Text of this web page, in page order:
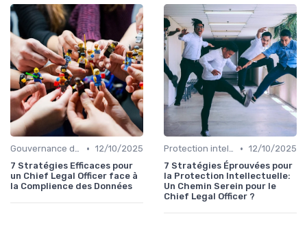
Gouvernance d'entreprise • 12/10/2025
7 Stratégies Efficaces pour
un Chief Legal Officer face à
la Complience des Données
Protection intellectuelle • 12/10/2025
7 Stratégies Éprouvées pour
la Protection Intellectuelle:
Un Chemin Serein pour le
Chief Legal Officer ?